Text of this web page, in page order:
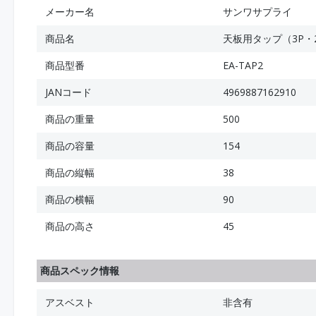
メーカー名
サンワサプライ
商品名
天板用タップ（3P
商品型番
EA-TAP2
JANコード
4969887162910
商品の重量
500
商品の容量
154
商品の縦幅
38
商品の横幅
90
商品の高さ
45
商品スペック情報
アスベスト 非含有